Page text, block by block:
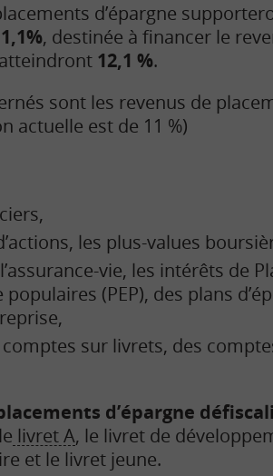
d’épargne
, destinée à financer le
12,1 %.
sont les revenus de
actuelle est de 11 %)
les plus-values
vie, les intérêts de
populaires (PEP), des plans
sur livrets, des
d’épargne
livret A, le livret de
et le livret jeune.